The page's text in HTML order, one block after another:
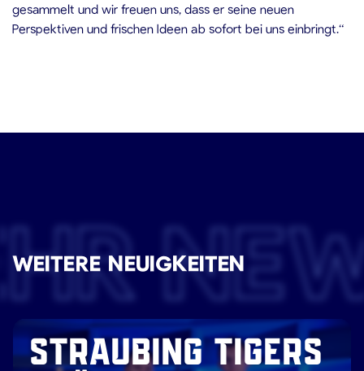
gesammelt und wir freuen uns, dass er seine neuen
Perspektiven und frischen Ideen ab sofort bei uns einbringt.“
WEITERE NEUIGKEITEN
STRAUBING TIGERS